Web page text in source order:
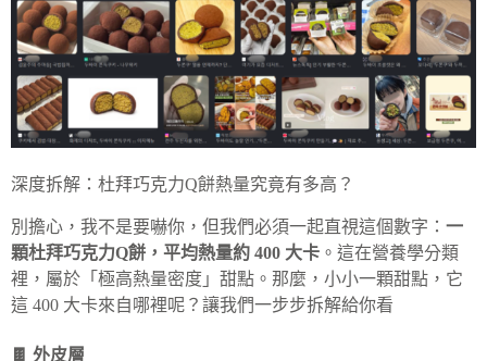
深度拆解：杜拜巧克力Q餅熱量究竟有多高？
別擔心，我不是要嚇你，但我們必須一起直視這個數字： 一
顆杜拜巧克力Q餅，平均熱量約 400 大卡 。這在營養學分類
裡，屬於「極高熱量密度」甜點。那麼，小小一顆甜點，它
這 400 大卡來自哪裡呢？讓我們一步步拆解給你看
🍫 外皮層